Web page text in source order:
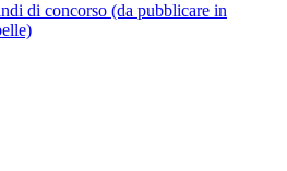
di concorso (da pubblicare in